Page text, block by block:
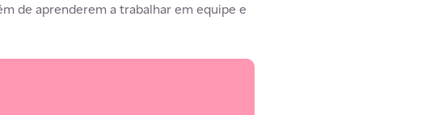
de aprenderem a trabalhar em equipe e